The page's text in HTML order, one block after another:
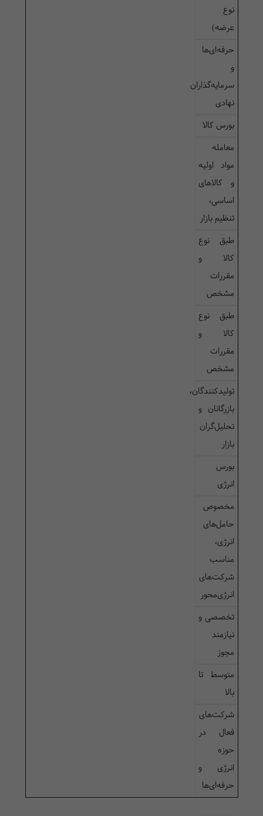
نوع
عرضه)
حرفه‌ای‌ها
و
سرمایه‌گذاران
نهادی
بورس کالا
معامله
مواد اولیه
و کالاهای
اساسی،
تنظیم بازار
طبق نوع
کالا و
مقررات
مشخص
طبق نوع
کالا و
مقررات
مشخص
تولیدکنندگان،
بازرگانان و
تحلیل‌گران
بازار
بورس
انرژی
مخصوص
حامل‌های
انرژی،
مناسب
شرکت‌های
انرژی‌محور
تخصصی و
نیازمند
مجوز
متوسط تا
بالا
شرکت‌های
فعال در
حوزه
انرژی و
حرفه‌ای‌ها